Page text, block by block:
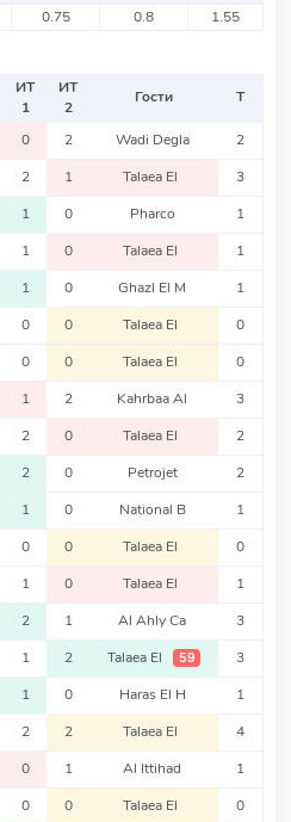
0.75 0.8 1.55
ИТ
1
ИТ
2
Гости Т
0 2 Wadi Degla 2
2 1 Talaea El 3
1 0 Pharco 1
1 0 Talaea El 1
1 0 Ghazl El M 1
0 0 Talaea El 0
0 0 Talaea El 0
1 2 Kahrbaa Al 3
2 0 Talaea El 2
2 0 Petrojet 2
1 0 National B 1
0 0 Talaea El 0
1 0 Talaea El 1
2 1 Al Ahly Ca 3
1 2 Talaea El 59 3
1 0 Haras El H 1
2 2 Talaea El 4
0 1 Al Ittihad 1
0 0 Talaea El 0